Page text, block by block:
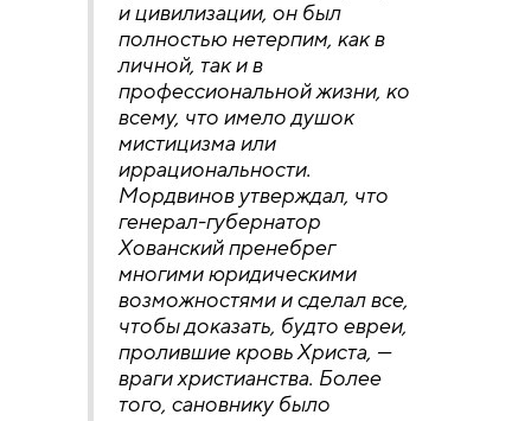
и цивилизации, он был
полностью нетерпим, как в
личной, так и в
профессиональной жизни, ко
всему, что имело душок
мистицизма или
иррациональности.
Мордвинов утверждал, что
генерал-губернатор
Хованский пренебрег
многими юридическими
возможностями и сделал все,
чтобы доказать, будто евреи,
пролившие кровь Христа, —
враги христианства. Более
того, сановнику было